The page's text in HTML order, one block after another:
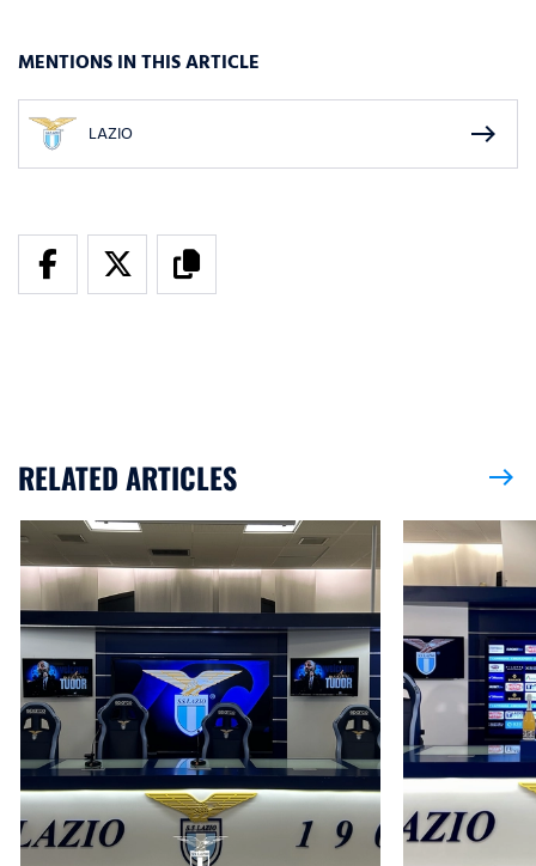
MENTIONS IN THIS ARTICLE
LAZIO east
RELATED ARTICLES east